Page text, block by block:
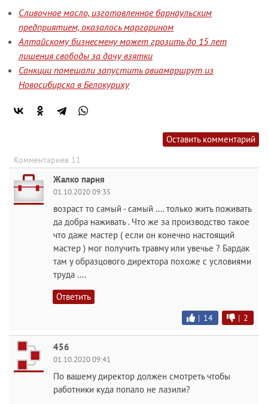
Сливочное масло, изготовленное барнаульским
предприятием, оказалось маргарином
Алтайскому бизнесмену может грозить до 15 лет
лишения свободы за дачу взятки
Санкции помешали запустить авиамаршрут из
Новосибирска в Белокуриху
Оставить комментарий
Комментариев 11
Жалко парня
01.10.2020 09:35
возраст то самый - самый .... только жить поживать
да добра наживать . Что же за производство такое
что даже мастер ( если он конечно настоящий
мастер ) мог получить травму или увечье ? Бардак
там у образцового директора похоже с условиями
труда ....
Ответить
| 14 | 2
456
01.10.2020 09:41
По вашему директор должен смотреть чтобы
работники куда попало не лазили?